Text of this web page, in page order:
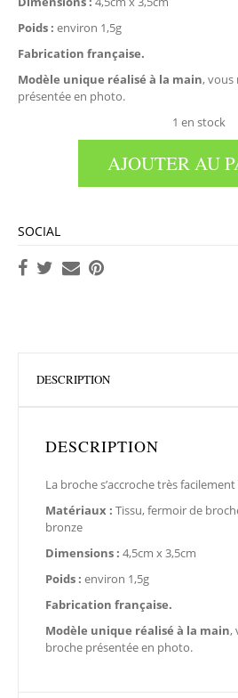
Poids : environ 1,5g
Fabrication française.
Modèle unique réalisé à la main, vous
présentée en photo.
1 en stock
AJOUTER AU
SOCIAL
DESCRIPTION
DESCRIPTION
La broche s’accroche très facilement
Matériaux : Tissu, fermoir de
bronze
Dimensions : 4,5cm x 3,5cm
Poids : environ 1,5g
Fabrication française.
Modèle unique réalisé à la main,
broche présentée en photo.